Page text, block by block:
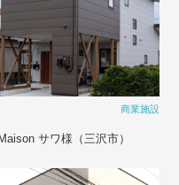
商業施設
Maison サワ様（三沢市）